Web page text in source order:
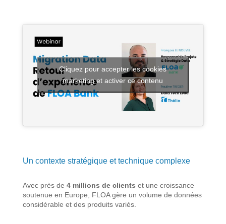
Cliquez pour accepter les cookies
marketing et activer ce contenu
Un contexte stratégique et technique complexe
Avec près de 4 millions de clients et une croissance
soutenue en Europe, FLOA gère un volume de données
considérable et des produits variés.